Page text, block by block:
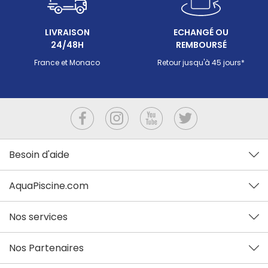
LIVRAISON
24/48H
France et Monaco
ECHANGÉ OU
REMBOURSÉ
Retour jusqu'à 45 jours*
Besoin d'aide
AquaPiscine.com
Nos services
Nos Partenaires